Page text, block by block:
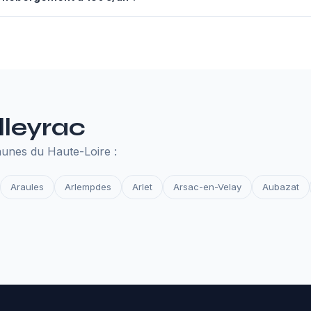
du Haute-Loire :
Araules Arlempdes Arlet Arsac-en-Velay Aubazat